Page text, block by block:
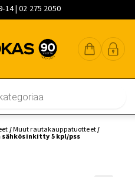
14 | 02 275 2050
/Muut rautakauppatuotteet/
sähkösinkitty 5 kpl/pss